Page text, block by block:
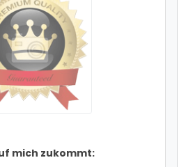
mich zukommt: